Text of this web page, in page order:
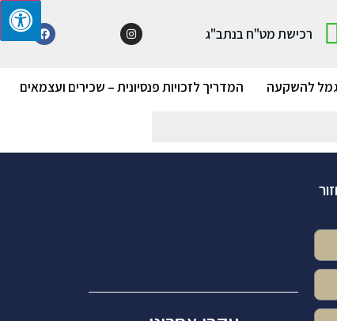
רכישת מט"ח בנתב"ג
להשקעה המדריך לזכויות פנסיונית – שכירים ועצמאים